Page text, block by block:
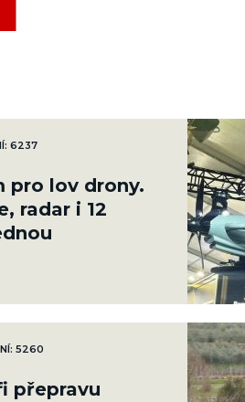
6237
pro lov drony.
radar i 12
5260
přepravu